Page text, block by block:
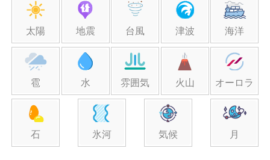
太陽 地震 台風 津波 海洋
雹 水 雰囲気 火山 オーロラ
石 氷河 気候 月